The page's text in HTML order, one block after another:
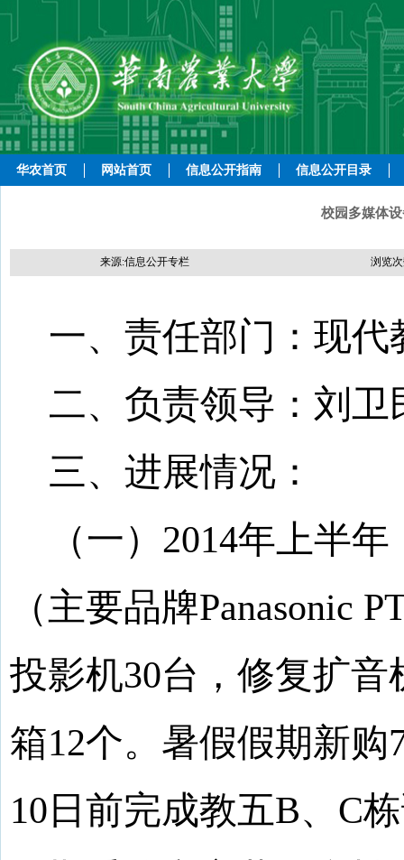
华农首页 网站首页 信息公开指南 信息公开目录
校园多媒体
来源:信息公开专栏 浏览
一、责任部门： 现代
二、负责领导： 刘卫
三、进展情况：
（一） 2014年上半年
（主要品牌Panasonic
投影机30台，修复扩音
箱12个。暑假假期新购
10 日前完成教五B、 C